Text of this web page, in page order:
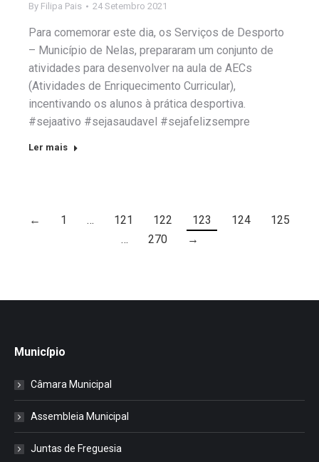
By Filipa Pais 24 Setembro 2021
Para comemorar este dia, os Serviços de Desporto
– Município de Nelas, prepararam um conjunto de
atividades para desenvolver na aula de AECs
(Atividades de Enriquecimento Curricular),
incentivando os alunos à prática desportiva.
#sejaativo #sejasaudavel #sejafelizsempre
Ler mais
← 1 … 121 122 123 124
125
…
270 →
Município
Câmara Municipal
Assembleia Municipal
Juntas de Freguesia